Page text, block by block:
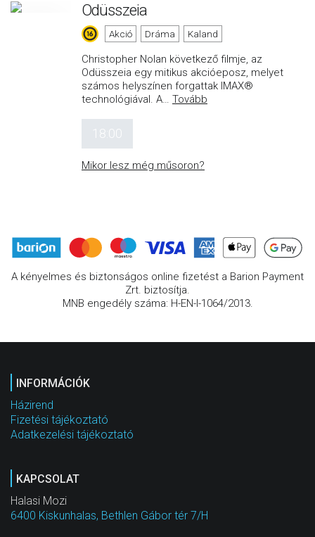
Odüsszeia
Akció Dráma Kaland
Christopher Nolan következő filmje, az
Odüsszeia egy mitikus akcióeposz, melyet
számos helyszínen forgattak IMAX®
technológiával. A… Tovább
18:00
Mikor lesz még műsoron?
A kényelmes és biztonságos online fizetést a Barion Payment
Zrt. biztosítja.
MNB engedély száma: H-EN-I-1064/2013.
INFORMÁCIÓK
Házirend
Fizetési tájékoztató
Adatkezelési tájékoztató
KAPCSOLAT
Halasi Mozi
6400 Kiskunhalas, Bethlen Gábor tér 7/H